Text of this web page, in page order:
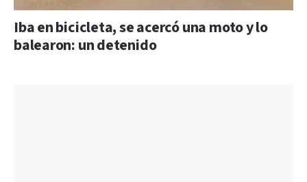
Iba en bicicleta, se acercó una moto y lo
balearon: un detenido